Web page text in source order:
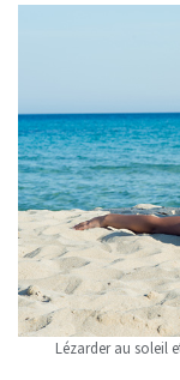
Lézarder au soleil